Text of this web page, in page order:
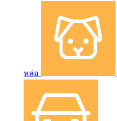
หล่อ